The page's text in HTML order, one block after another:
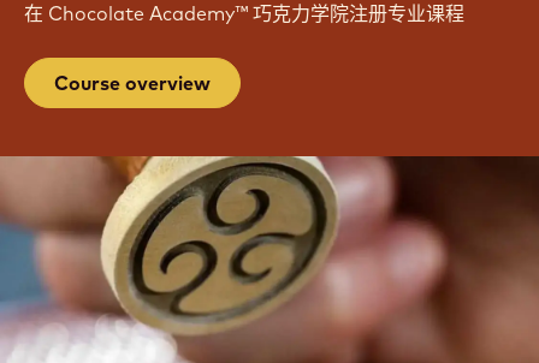
直播课程
在 Chocolate Academy™ 巧克力学院注册专业课程